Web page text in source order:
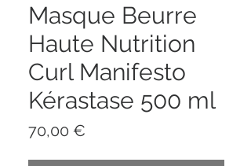
Masque Beurre
Haute Nutrition
Curl Manifesto
Kérastase 500 ml
70,00 €